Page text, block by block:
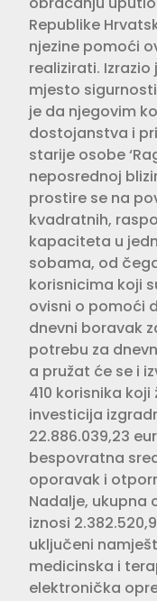
Republike
njezine pomoći
realizirati.
mjesto
je da njegovim
dostojanstva i
starije osobe
neposrednoj
prostire se na
kvadratnih,
kapaciteta u
sobama, od
korisnicima koji
ovisni o pomoći
dnevni boravak
potrebu za
a pružat će se i
410 korisnika
investicija
22.886.039,23
bespovratna
oporavak i
Nadalje, ukupna
iznosi
uključeni
medicinska i
elektronička